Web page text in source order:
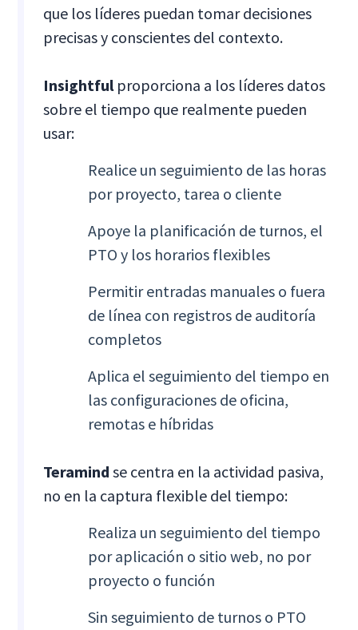
que los líderes puedan tomar decisiones
precisas y conscientes del contexto.
Insightfulproporciona a los líderes datos
sobre el tiempo que realmente pueden
usar:
Realice un seguimiento de las horas
por proyecto, tarea o cliente
Apoye la planificación de turnos, el
PTO y los horarios flexibles
Permitir entradas manuales o fuera
de línea con registros de auditoría
completos
Aplica el seguimiento del tiempo en
las configuraciones de oficina,
remotas e híbridas
Teramind se centra en la actividad pasiva,
no en la captura flexible del tiempo:
Realiza un seguimiento del tiempo
por aplicación o sitio web, no por
proyecto o función
Sin seguimiento de turnos o PTO